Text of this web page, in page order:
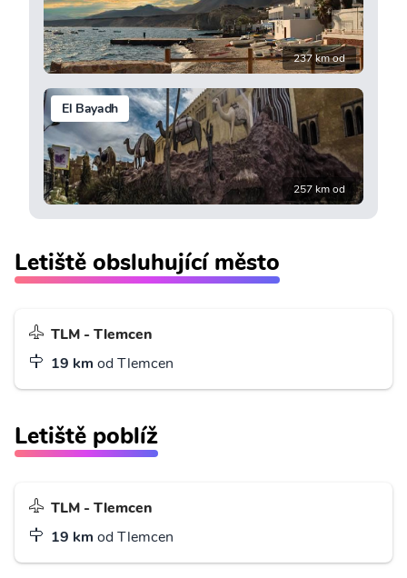
237 km od
El Bayadh
257 km od
Letiště obsluhující město
TLM - Tlemcen
19 km od Tlemcen
Letiště poblíž
TLM - Tlemcen
19 km od Tlemcen